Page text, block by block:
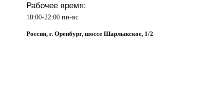
Рабочее время:
10:00-22:00 пн-вс
Россия, г. Оренбург, шоссе Шарлыкское, 1/2